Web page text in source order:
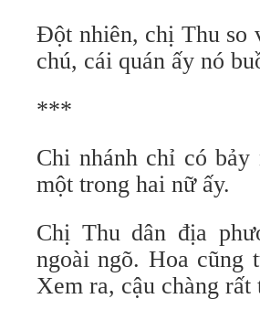
Đột nhiên, chị Thu so
chú, cái quán ấy nó
***
Chi nhánh chỉ có
một trong hai nữ ấy.
Chị Thu dân địa
ngoài ngõ. Hoa cũng
Xem ra, cậu chàng